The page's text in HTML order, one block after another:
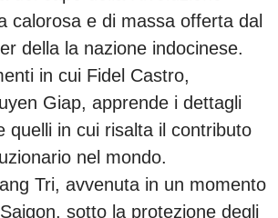
calorosa e di massa offerta dal
della la nazione indocinese.
in cui Fidel Castro,
Giap, apprende i dettagli
quelli in cui risalta il contributo
nel mondo.
Tri, avvenuta in un momento
sotto la protezione degli